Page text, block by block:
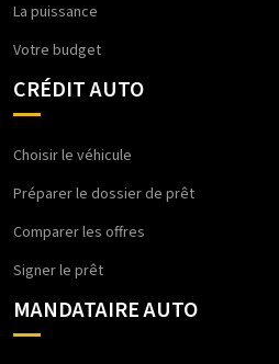
La puissance
Votre budget
CRÉDIT AUTO
Choisir le véhicule
Préparer le dossier de prêt
Comparer les offres
Signer le prêt
MANDATAIRE AUTO